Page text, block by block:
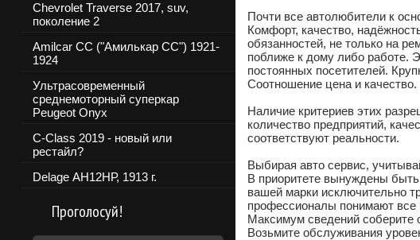
Chevrolet Traverse 2017, suv,
поколение 2
Amilcar CC ("Амилькар СС") 1921-
1924
Ультрасовременный
среднемоторный суперкар
Peugeot Onyx
C-Class 2019 - новый или
рестайл?
Delage АН12НР, 1913 г.
Проголосуй!
Почти все автолюбители к
Комфорт, качество,
обязанностей, не только на
поближе к дому либо работе.
постоянных посетителей.
Соотношение цена и качество.
Наличие критериев этих
количество предприятий,
соответствуют реальности.
Выбирая авто сервис,
В приоритете вынуждены
вашей марки исключительно
профессионалы понимают
Максимум сведений соберите
Возьмите обслуживания